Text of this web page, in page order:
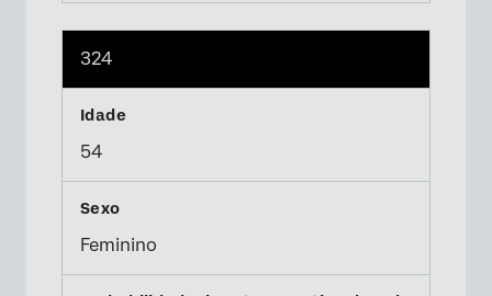
324
54
Feminino